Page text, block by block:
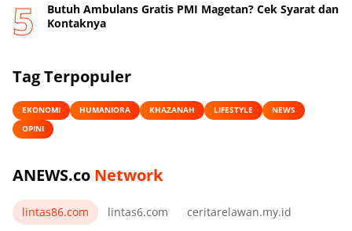
Butuh Ambulans Gratis PMI Magetan? Cek Syarat dan
Kontaknya
Tag Terpopuler
EKONOMI HUMANIORA KHAZANAH LIFESTYLE
NEWS
OPINI
ANEWS.co Network
lintas86.com lintas6.com ceritarelawan.my.id